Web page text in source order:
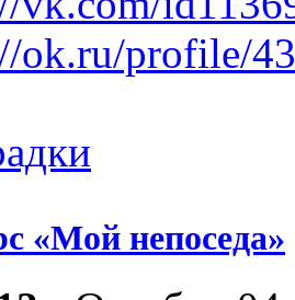
«Мой непоседа»